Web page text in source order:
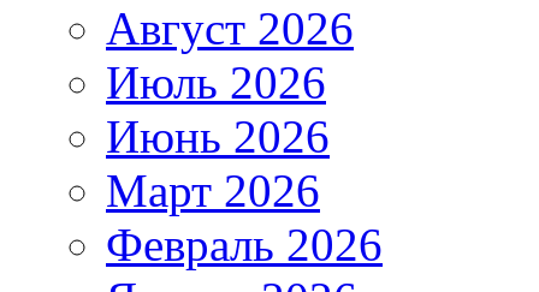
Август 2026
Июль 2026
Июнь 2026
Март 2026
Февраль 2026